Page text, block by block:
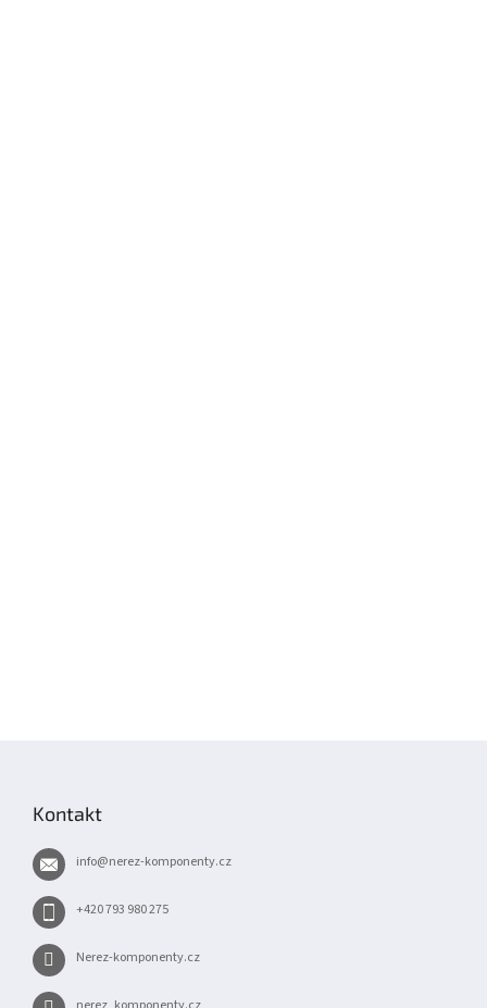
Kontakt
info@nerez-komponenty.cz
+420 793 980 275
Nerez-komponenty.cz